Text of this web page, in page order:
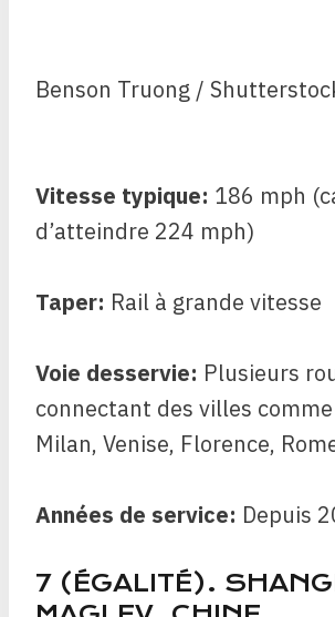
Benson Truong /
Vitesse typique: 186 mph
d’atteindre 224 mph)
Taper: Rail à grande vitesse
Voie desservie: Plusieurs
connectant des villes
Milan, Venise, Florence,
Années de service: Depuis
7 (ÉGALITÉ).